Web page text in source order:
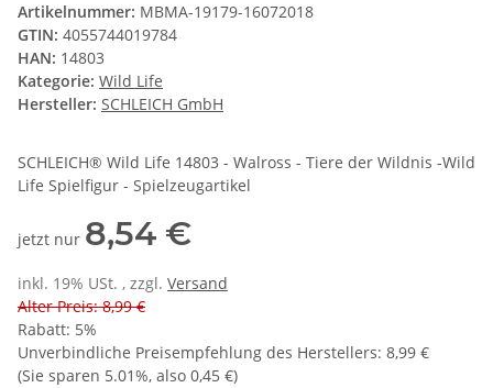
Artikelnummer: MBMA-19179-16072018
GTIN: 4055744019784
HAN: 14803
Kategorie: Wild Life
Hersteller: SCHLEICH GmbH
SCHLEICH® Wild Life 14803 - Walross - Tiere der Wildnis -Wild
Life Spielfigur - Spielzeugartikel
jetzt nur 8,54 €
inkl. 19% USt. , zzgl. Versand
Alter Preis: 8,99 €
Rabatt: 5%
Unverbindliche Preisempfehlung des Herstellers: 8,99 €
(Sie sparen 5.01%, also 0,45 €)